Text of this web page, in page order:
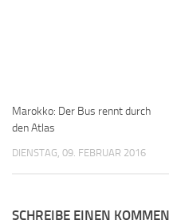
Marokko: Der Bus rennt durch
den Atlas
DIENSTAG, 09. FEBRUAR 2016
SCHREIBE EINEN